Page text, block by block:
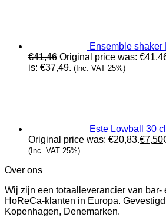
Ensemble shaker
€41,46 Original price was:
is: €37,49. (Inc. VAT 25%)
Este Lowball 30
Original price was: €20,83.€7,50
(Inc. VAT 25%)
Over ons
Wij zijn een totaalleverancier van bar-
HoReCa-klanten in Europa.
Kopenhagen, Denemarken.